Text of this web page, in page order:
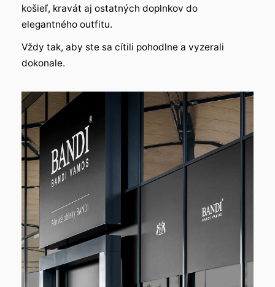
košieľ, kravát aj ostatných doplnkov do
elegantného outfitu.
Vždy tak, aby ste sa cítili pohodlne a vyzerali
dokonale.